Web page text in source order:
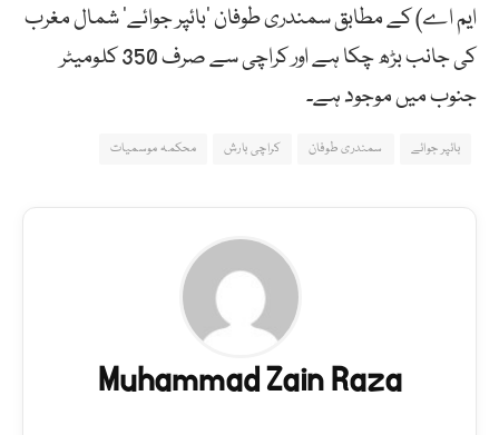
ایم اے) کے مطابق سمندری طوفان ‘بائپر جوائے’ شمال مغرب
کی جانب بڑھ چکا ہے اور کراچی سے صرف 350 کلومیٹر
جنوب میں موجود ہے۔
بائپر جوائے سمندری طوفان کراچی بارش محکمہ موسمیات
Muhammad Zain Raza